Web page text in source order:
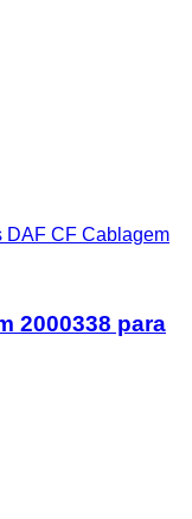
DAF CF Cablagem
2000338 para